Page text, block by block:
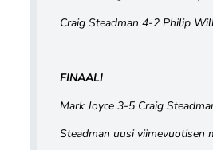
Craig Steadman 4-2 Philip
FINAALI
Mark Joyce 3-5 Craig
Steadman uusi viimevuotisen